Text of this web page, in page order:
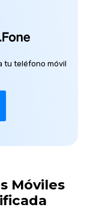
tu teléfono móvil
Móviles